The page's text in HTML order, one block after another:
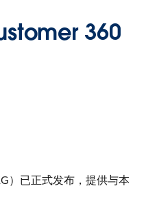
360
）已正式发布，提供与本